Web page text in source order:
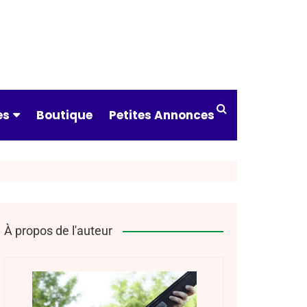
pratiques
Boutique Petites Annonces
À propos de l'auteur